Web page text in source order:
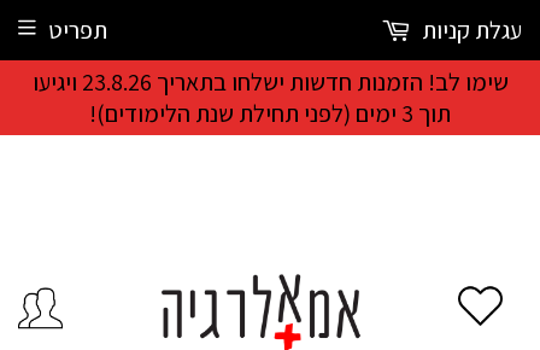
שימו לב! הזמנות חדשות ישלחו בתאריך 23.8.26 ויגיעו
תוך 3 ימים (לפני תחילת שנת הלימודים)!
תפריט עגלת קניות